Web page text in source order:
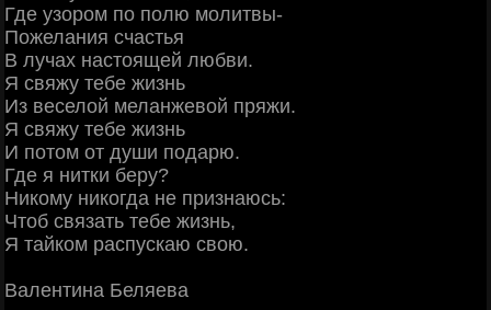
Где узором по полю молитвы-
Пожелания счастья
В лучах настоящей любви.
Я свяжу тебе жизнь
Из веселой меланжевой пряжи.
Я свяжу тебе жизнь
И потом от души подарю.
Где я нитки беру?
Никому никогда не признаюсь:
Чтоб связать тебе жизнь,
Я тайком распускаю свою.
Валентина Беляева